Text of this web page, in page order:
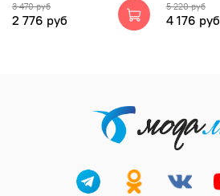
3 470 руб
2 776 руб
5 220 руб
4 176 руб